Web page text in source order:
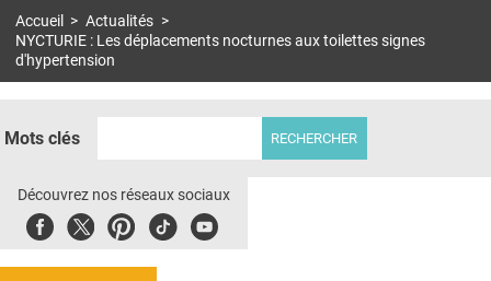
S'ABONNER À LA REVUE SOIN À DOMICILE
ACTUS
E-REVUE SAD
THÉMA
Accueil > Actualités >
NYCTURIE : Les déplacements nocturnes aux toilettes signes
d'hypertension
Mots clés
Découvrez nos réseaux sociaux
FacebookTwitterPinterest
TiktokYoubute